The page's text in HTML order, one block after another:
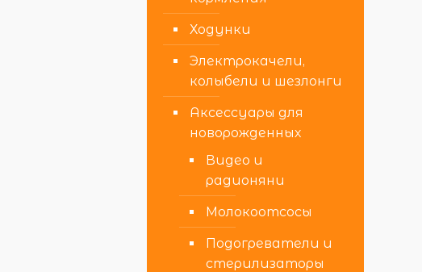
Ходунки
Электрокачели,
колыбели и шезлонги
Аксессуары для
новорожденных
Видео и
радионяни
Молокоотсосы
Подогреватели и
стерилизаторы